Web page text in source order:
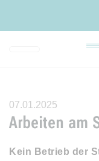
07.01.2025
Arbeiten am
Kein Betrieb der